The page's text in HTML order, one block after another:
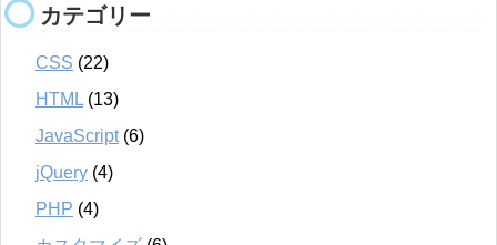
カテゴリー
CSS (22)
HTML (13)
JavaScript(6)
jQuery (4)
PHP (4)